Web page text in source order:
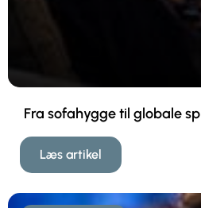
Fra sofahygge til globale
Læs artikel